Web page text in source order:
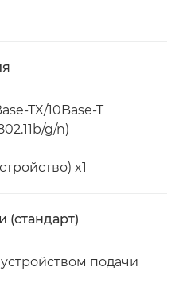
TX/10Base-T
g/n)
x1
(стандарт)
подачи